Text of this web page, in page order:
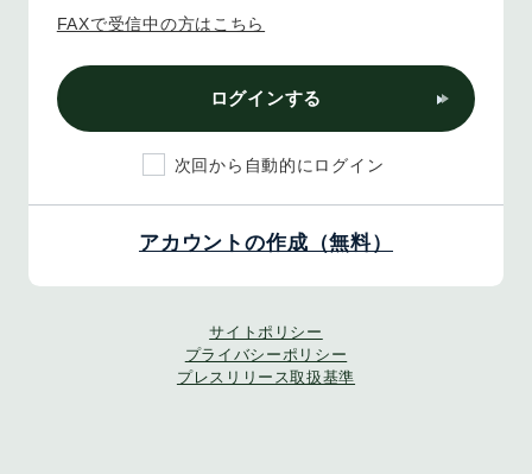
FAXで受信中の方はこちら
ログインする
次回から自動的にログイン
アカウントの作成（無料）
サイトポリシー
プライバシーポリシー
プレスリリース取扱基準